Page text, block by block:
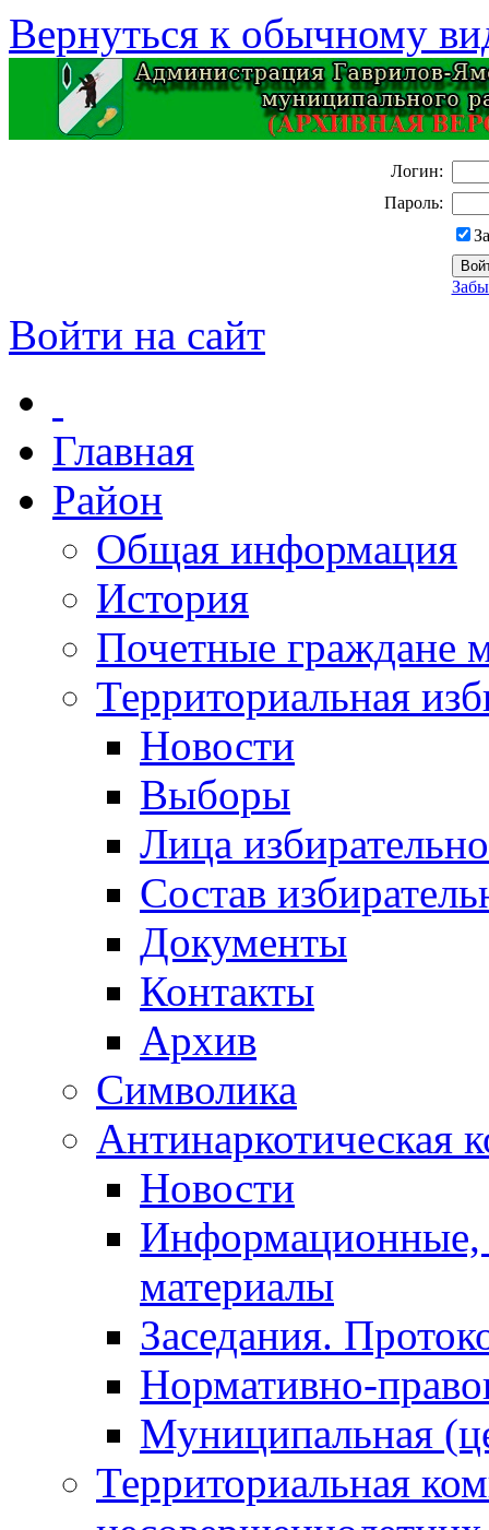
Вернуться к обычному
Логин:
Пароль:
Войти на сайт
Главная
Район
Общая информация
История
Почетные граждане
Территориальная
Новости
Выборы
Лица
Состав
Документы
Контакты
Архив
Символика
Антинаркотическая
Новости
Информационные,
материалы
Заседания.
Нормативно-
Муниципальная
Территориальная